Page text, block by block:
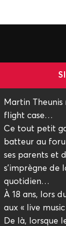
Martin Theunis
flight case…
Ce tout petit
batteur au
ses parents et
s’imprègne de
quotidien…
À 18 ans, lors
aux « live
De là, lorsque